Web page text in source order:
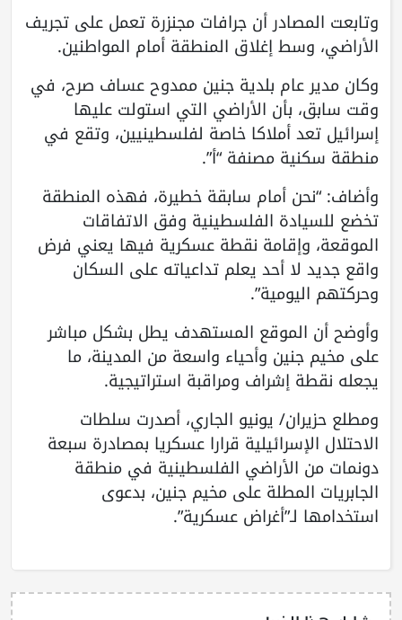
وتابعت المصادر أن جرافات مجنزرة تعمل على تجريف
الأراضي، وسط إغلاق المنطقة أمام المواطنين.
وكان مدير عام بلدية جنين ممدوح عساف صرح، في
وقت سابق، بأن الأراضي التي استولت عليها
إسرائيل تعد أملاكا خاصة لفلسطينيين، وتقع في
منطقة سكنية مصنفة “أ”.
وأضاف: “نحن أمام سابقة خطيرة، فهذه المنطقة
تخضع للسيادة الفلسطينية وفق الاتفاقات
الموقعة، وإقامة نقطة عسكرية فيها يعني فرض
واقع جديد لا أحد يعلم تداعياته على السكان
وحركتهم اليومية”.
وأوضح أن الموقع المستهدف يطل بشكل مباشر
على مخيم جنين وأحياء واسعة من المدينة، ما
يجعله نقطة إشراف ومراقبة استراتيجية.
ومطلع حزيران/ يونيو الجاري، أصدرت سلطات
الاحتلال الإسرائيلية قرارا عسكريا بمصادرة سبعة
دونمات من الأراضي الفلسطينية في منطقة
الجابريات المطلة على مخيم جنين، بدعوى
استخدامها لـ”أغراض عسكرية”.